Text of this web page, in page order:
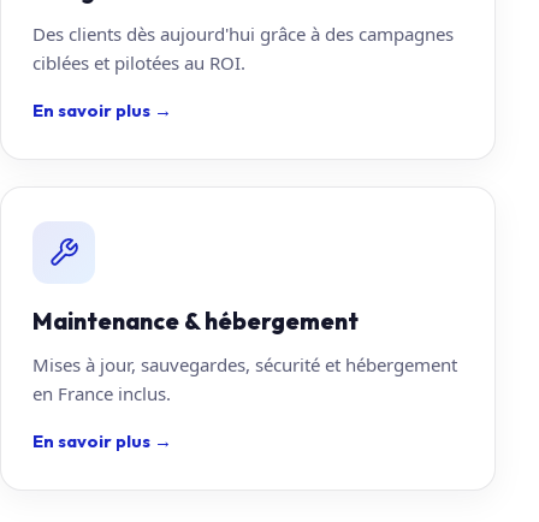
Des clients dès aujourd'hui grâce à des campagnes
ciblées et pilotées au ROI.
En savoir plus →
Maintenance & hébergement
Mises à jour, sauvegardes, sécurité et hébergement
en France inclus.
En savoir plus →